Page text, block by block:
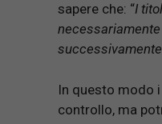
sapere che: “I
In questo modo
controllo, ma